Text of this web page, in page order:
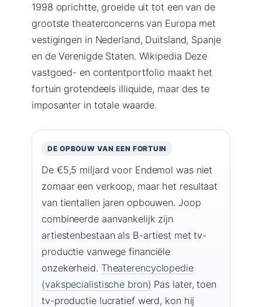
1998 oprichtte, groeide uit tot een van de
grootste theaterconcerns van Europa met
vestigingen in Nederland, Duitsland, Spanje
en de Verenigde Staten. Wikipedia Deze
vastgoed- en contentportfolio maakt het
fortuin grotendeels illiquide, maar des te
imposanter in totale waarde.
DE OPBOUW VAN EEN FORTUIN
De €5,5 miljard voor Endemol was niet
zomaar een verkoop, maar het resultaat
van tientallen jaren opbouwen. Joop
combineerde aanvankelijk zijn
artiestenbestaan als B-artiest met tv-
productie vanwege financiële
onzekerheid. Theaterencyclopedie
(vakspecialistische bron) Pas later, toen
tv-productie lucratief werd, kon hij